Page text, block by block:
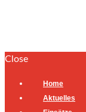
Close
Home
Aktuelles